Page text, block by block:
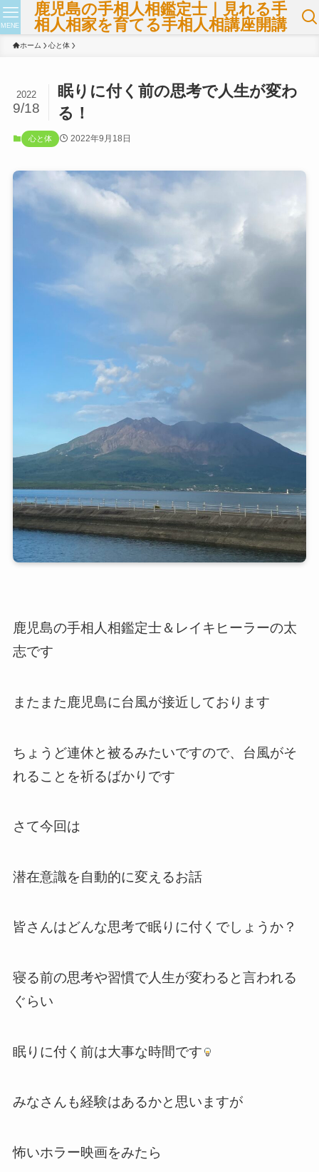
鹿児島の手相人相鑑定士｜見れる手
相人相家を育てる手相人相講座開講
MENE
ホーム 心と体
眠りに付く前の思考で人生が変わ
る！
2022
9/18
心と体 2022年9月18日
鹿児島の手相人相鑑定士＆レイキヒーラーの太
志です
またまた鹿児島に台風が接近しております
ちょうど連休と被るみたいですので、台風がそ
れることを祈るばかりです
さて今回は
潜在意識を自動的に変えるお話
皆さんはどんな思考で眠りに付くでしょうか？
寝る前の思考や習慣で人生が変わると言われる
ぐらい
眠りに付く前は大事な時間です
みなさんも経験はあるかと思いますが
怖いホラー映画をみたら